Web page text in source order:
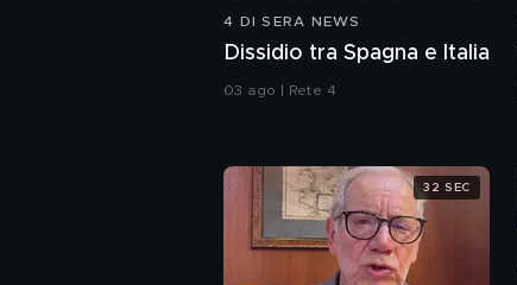
4 DI SERA NEWS
Dissidio tra Spagna e Italia
03 ago | Rete 4
32 SEC